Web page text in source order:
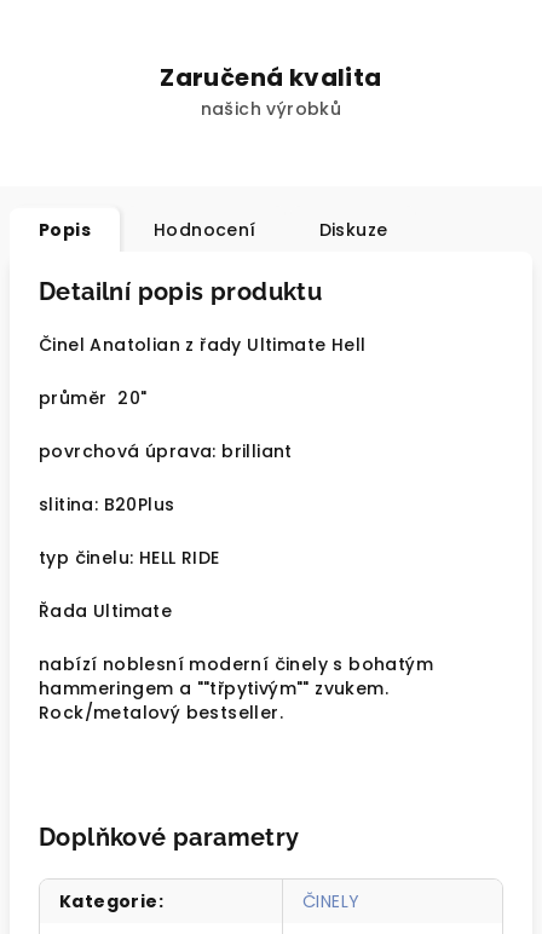
Zaručená kvalita
našich výrobků
Popis Hodnocení Diskuze
Detailní popis produktu
Činel Anatolian z řady Ultimate Hell
průměr 20"
povrchová úprava: brilliant
slitina: B20Plus
typ činelu: HELL RIDE
Řada Ultimate
nabízí noblesní moderní činely s bohatým
hammeringem a ""třpytivým"" zvukem.
Rock/metalový bestseller.
Doplňkové parametry
Kategorie:
ČINELY